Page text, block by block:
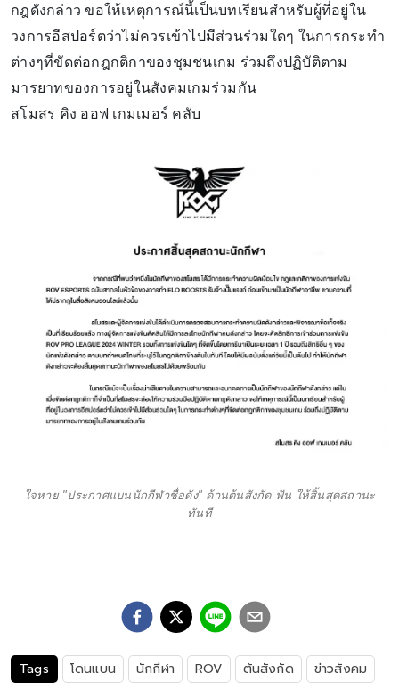
กฎดังกล่าว ขอให้เหตุการณ์นี้เป็นบทเรียนสำหรับผู้ที่อยู่ใน
วงการอีสปอร์ตว่าไม่ควรเข้าไปมีส่วนร่วมใดๆ ในการกระทำ
ต่างๆที่ขัดต่อกฎกติกาของชุมชนเกม ร่วมถึงปฏิบัติตาม
มารยาทของการอยู่ในสังคมเกมร่วมกัน
สโมสร คิง ออฟ เกมเมอร์ คลับ
ใจหาย "ประกาศแบนนักกีฬาชื่อดัง" ด้านต้นสังกัด ฟัน ให้สิ้นสุดสถานะ
ทันที
Tags โดนแบน นักกีฬา ROV ต้นสังกัด ข่าวสังคม